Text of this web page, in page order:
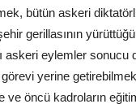
bütün askeri
gerillasının
askeri eylemler sonucu
yerine
ve öncü kadroların